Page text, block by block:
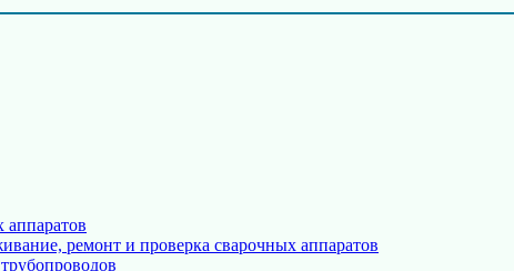
аппаратов
ремонт и проверка сварочных аппаратов